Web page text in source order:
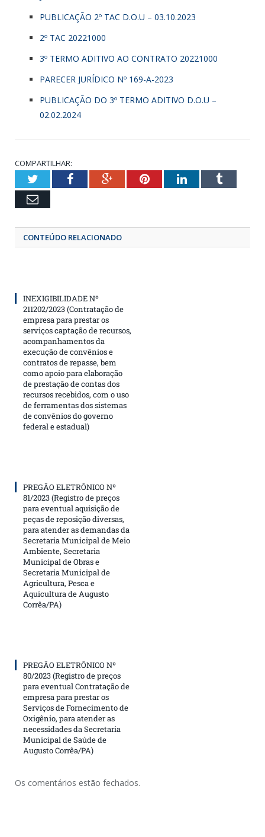
PUBLICAÇÃO 2º TAC D.O.U – 03.10.2023
2º TAC 20221000
3º TERMO ADITIVO AO CONTRATO 20221000
PARECER JURÍDICO Nº 169-A-2023
PUBLICAÇÃO DO 3º TERMO ADITIVO D.O.U –
02.02.2024
COMPARTILHAR:
TwitterFacebookGoogle+Pinterest
LinkedIn
Email
CONTEÚDO RELACIONADO
INEXIGIBILIDADE Nº
211202/2023 (Contratação de
empresa para prestar os
serviços captação de recursos,
acompanhamentos da
execução de convênios e
contratos de repasse, bem
como apoio para elaboração
de prestação de contas dos
recursos recebidos, com o uso
de ferramentas dos sistemas
de convênios do governo
federal e estadual)
PREGÃO ELETRÔNICO Nº
81/2023 (Registro de preços
para eventual aquisição de
peças de reposição diversas,
para atender as demandas da
Secretaria Municipal de Meio
Ambiente, Secretaria
Municipal de Obras e
Secretaria Municipal de
Agricultura, Pesca e
Aquicultura de Augusto
Corrêa/PA)
PREGÃO ELETRÔNICO Nº
80/2023 (Registro de preços
para eventual Contratação de
empresa para prestar os
Serviços de Fornecimento de
Oxigênio, para atender as
necessidades da Secretaria
Municipal de Saúde de
Augusto Corrêa/PA)
Os comentários estão fechados.